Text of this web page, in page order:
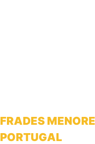
FRADES
PORTUGAL